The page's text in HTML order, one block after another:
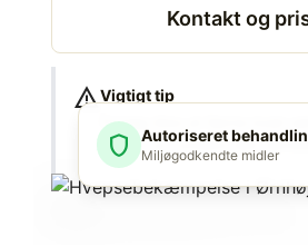
Kontakt og
warningVigtigt tip
Forsøg ikke at fjerne boet
og lad os vurdere den
shield Autoriseret
Miljøgodkendte midler